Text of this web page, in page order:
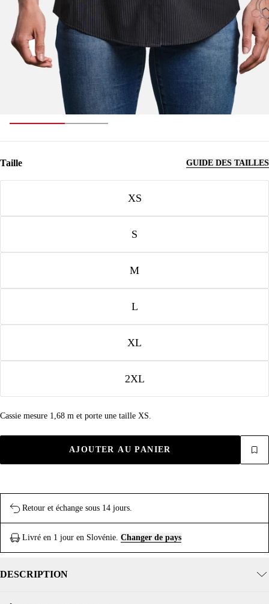
Taille GUIDE DES TAILLES
XS
S
M
L
XL
2XL
Cassie mesure 1,68 m et porte une taille XS.
AJOUTER AU PANIER
Retour et échange sous 14 jours.
Livré en 1 jour en Slovénie. Changer de pays
DESCRIPTION